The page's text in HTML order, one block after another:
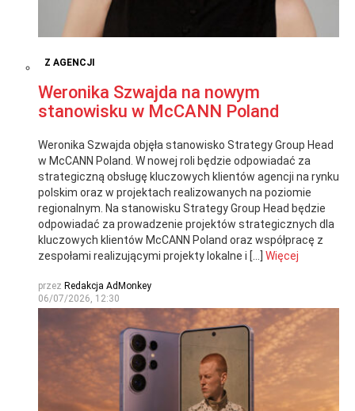
Z AGENCJI
Weronika Szwajda na nowym
stanowisku w McCANN Poland
Weronika Szwajda objęła stanowisko Strategy Group Head
w McCANN Poland. W nowej roli będzie odpowiadać za
strategiczną obsługę kluczowych klientów agencji na rynku
polskim oraz w projektach realizowanych na poziomie
regionalnym. Na stanowisku Strategy Group Head będzie
odpowiadać za prowadzenie projektów strategicznych dla
kluczowych klientów McCANN Poland oraz współpracę z
zespołami realizującymi projekty lokalne i […] Więcej
przez Redakcja AdMonkey
06/07/2026, 12:30